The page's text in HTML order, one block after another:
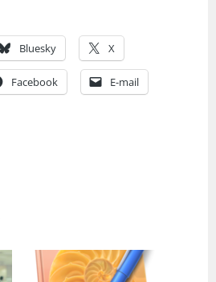
Bluesky X
Facebook E-mail